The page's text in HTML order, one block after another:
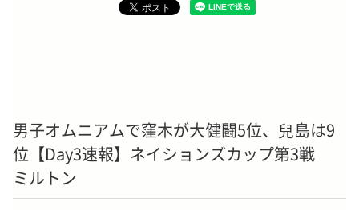
男子オムニアムで窪木が大健闘5位、兒島は9
位【Day3速報】ネイションズカップ第3戦
ミルトン